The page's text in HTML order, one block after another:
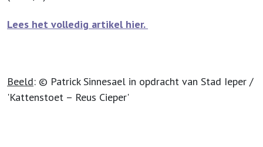
Lees het volledig artikel hier.
Beeld: © Patrick Sinnesael in opdracht van Stad Ieper /
'Kattenstoet – Reus Cieper'